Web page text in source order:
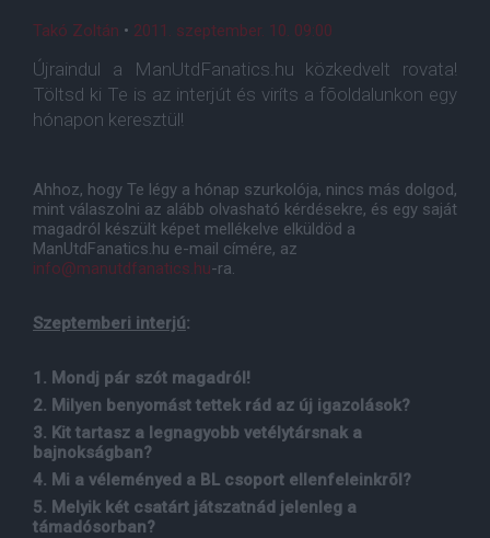
Takó Zoltán • 2011. szeptember. 10. 09:00
Újraindul a ManUtdFanatics.hu közkedvelt rovata!
Töltsd ki Te is az interjút és viríts a fõoldalunkon egy
hónapon keresztül!
Ahhoz, hogy Te légy a hónap szurkolója, nincs más dolgod,
mint válaszolni az alább olvasható kérdésekre, és egy saját
magadról készült képet mellékelve elküldöd a
ManUtdFanatics.hu e-mail címére, az
info@manutdfanatics.hu-ra.
Szeptemberi interjú:
1. Mondj pár szót magadról!
2. Milyen benyomást tettek rád az új igazolások?
3. Kit tartasz a legnagyobb vetélytársnak a
bajnokságban?
4. Mi a véleményed a BL csoport ellenfeleinkrõl?
5. Melyik két csatárt játszatnád jelenleg a
támadósorban?